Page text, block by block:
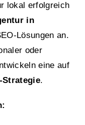
lokal erfolgreich
in
Lösungen an.
oder
eine auf
Strategie.